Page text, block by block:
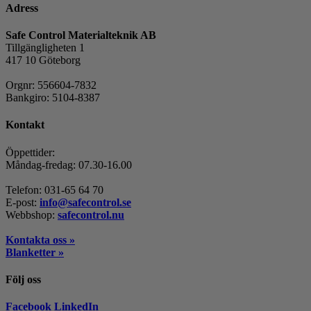
Adress
Safe Control Materialteknik AB
Tillgängligheten 1
417 10 Göteborg
Orgnr: 556604-7832
Bankgiro: 5104-8387
Kontakt
Öppettider:
Måndag-fredag: 07.30-16.00
Telefon: 031-65 64 70
E-post: info@safecontrol.se
Webbshop: safecontrol.nu
Kontakta oss »
Blanketter »
Följ oss
Facebook LinkedIn